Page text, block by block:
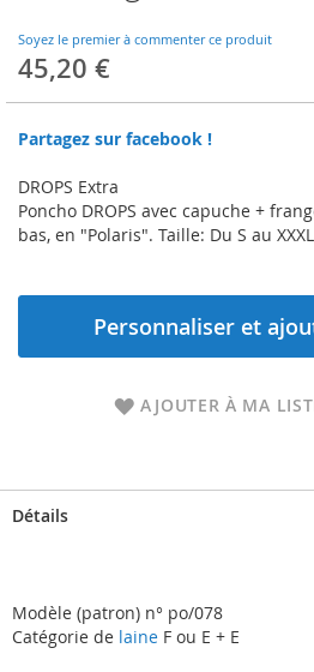
Soyez le premier à commenter ce produit
45,20 €
Partagez sur facebook !
DROPS Extra
Poncho DROPS avec capuche +
bas, en "Polaris". Taille: Du S au
Personnaliser et
AJOUTER À MA
beginning
of
the
gallery
Détails
Modèle (patron) n° po/078
Catégorie de laine F ou E + E